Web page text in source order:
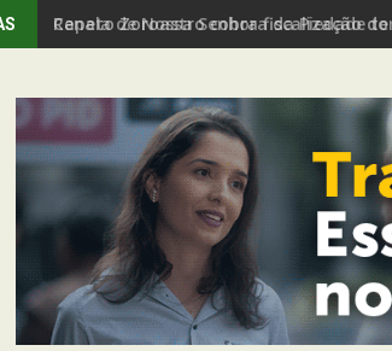
Capela de Nossa Senhora da Piedade